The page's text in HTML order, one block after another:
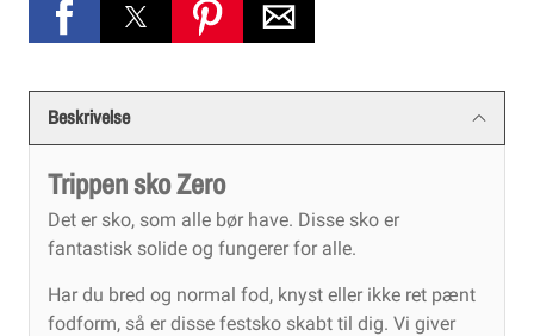
Beskrivelse
Trippen sko Zero
Det er sko, som alle bør have. Disse sko er
fantastisk solide og fungerer for alle.
Har du bred og normal fod, knyst eller ikke ret pænt
fodform, så er disse festsko skabt til dig. Vi giver